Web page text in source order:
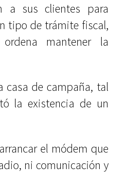
a sus clientes para
tipo de trámite fiscal,
mantener la
casa de campaña, tal
la existencia de un
el módem que
ni comunicación y